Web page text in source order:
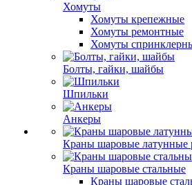
Хомуты
Хомуты крепежные
Хомуты ремонтные
Хомуты
Болты, гайки, шайбы
Шпильки
Анкеры
Краны шаровые латунные
Краны шаровые стальные
Краны шаровые